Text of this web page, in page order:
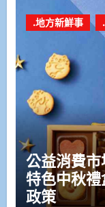
.地方新鮮事
公益消費
特色中秋
政策